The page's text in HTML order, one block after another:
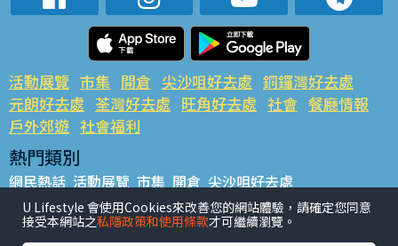
活動展覽 市集 開倉 尖沙咀好去處 銅鑼灣好去處
元朗好去處 荃灣好去處 旺角好去處 社會 餐廳情報
戶外郊遊 社會福利
熱門類別
網民熱話 活動展覽 市集 開倉 尖沙咀好去處
銅鑼灣好去處 元朗好去處 荃灣好去處 旺角好去處 社會
餐廳情報 戶外郊遊
U Lifestyle 會使用Cookies來改善您的網站體驗，請確定您同意
接受本網站之私隱政策和使用條款才可繼續瀏覽。